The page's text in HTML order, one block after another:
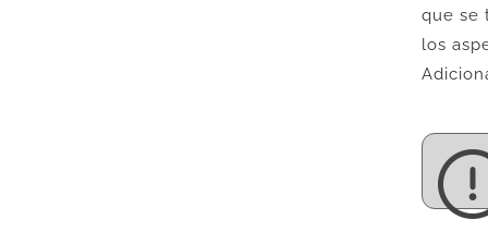
que se
los